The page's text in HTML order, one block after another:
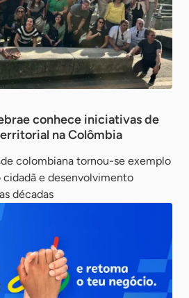
conhece iniciativas de
na Colômbia
colombiana tornou-se exemplo
e desenvolvimento
décadas